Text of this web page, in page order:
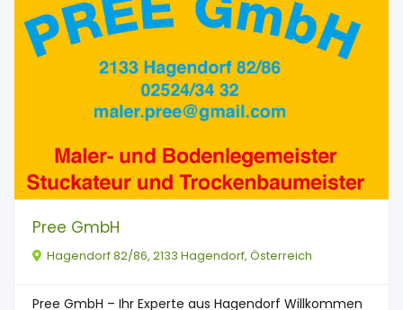
Pree GmbH
Hagendorf 82/86, 2133 Hagendorf, Österreich
Pree GmbH – Ihr Experte aus Hagendorf Willkommen